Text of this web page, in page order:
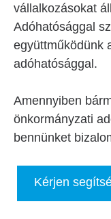
vállalkozásokat
Adóhatósággal
együttműködünk
adóhatósággal.
Amennyiben
önkormányzati
bennünket
Kérjen